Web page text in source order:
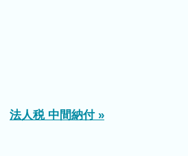
法人税 中間納付 »